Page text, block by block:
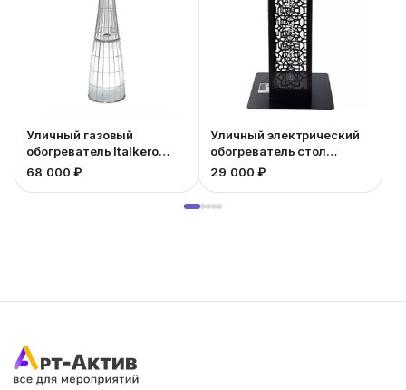
Уличный газовый
обогреватель Italkero
Dolce Vita
68 000 ₽
Уличный электрический
обогреватель стол
Bogazici квадрат
29 000 ₽